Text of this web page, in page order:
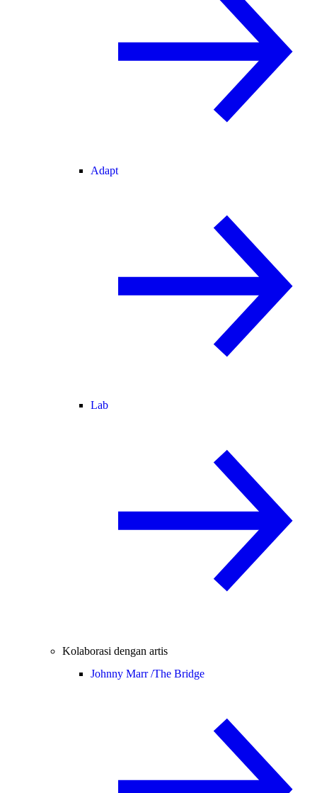
Adapt
Lab
Kolaborasi dengan artis
Johnny Marr /The Bridge